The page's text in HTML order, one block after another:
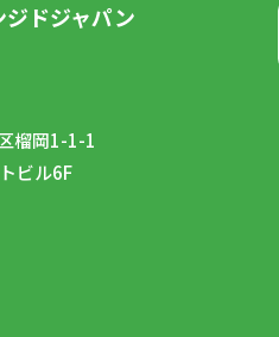
ドジャパン
榴岡1-1-1
ビル6F